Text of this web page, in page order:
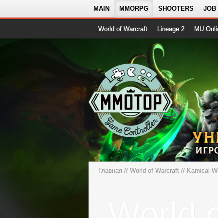
MAIN MMORPG SHOOTERS JOB
World of Warcraft Lineage 2 MU
Главная // World of Warcraft // Kamical-